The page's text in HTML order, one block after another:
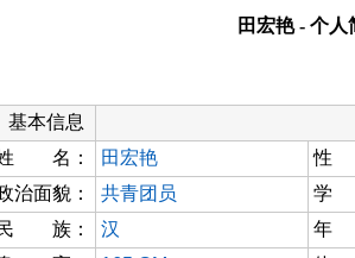
田宏艳 - 个人
基本信息
名：
田宏艳
性
治面貌：
共青团员
学
族：
汉
年